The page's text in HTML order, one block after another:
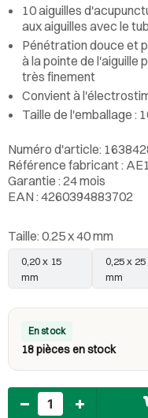
10 aiguilles
aux aiguilles avec le
Pénétration douce et
à la pointe de l'aiguille
très finement
Convient à
Taille de l'emballage :
Numéro d'article:
Référence fabricant :
Garantie : 24 mois
EAN : 4260394883702
Taille: 0.25 x 40 mm
0,20 x 15
mm
0,25 x 25
mm
En stock
18 pièces en stock
Nombre